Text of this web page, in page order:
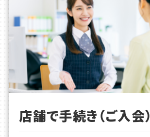
店舗で手続き（ご入会）